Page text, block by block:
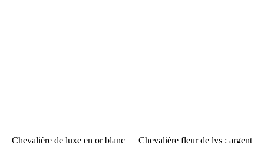
Chevalière de luxe en or blanc
Chevalière fleur de lys : argent